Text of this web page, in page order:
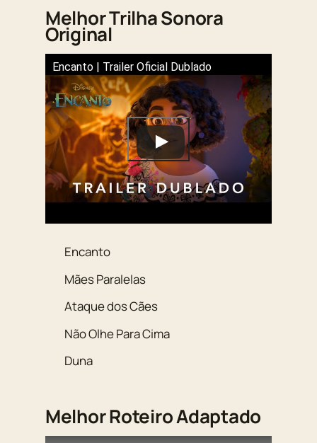
Melhor Trilha Sonora
Original
Encanto | Trailer Oficial Dublado
Encanto
Mães Paralelas
Ataque dos Cães
Não Olhe Para Cima
Duna
Melhor Roteiro Adaptado